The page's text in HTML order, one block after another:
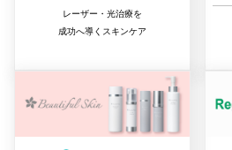
レーザー・光治療を
成功へ導くスキンケア